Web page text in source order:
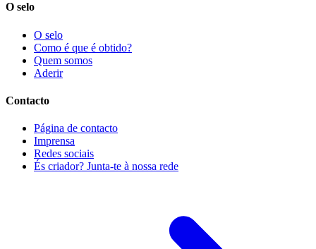
O selo
O selo
Como é que é obtido?
Quem somos
Aderir
Contacto
Página de contacto
Imprensa
Redes sociais
És criador? Junta-te à nossa rede